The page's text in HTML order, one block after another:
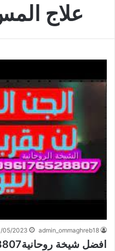
علاج
admin_ommaghreb18
05/2023